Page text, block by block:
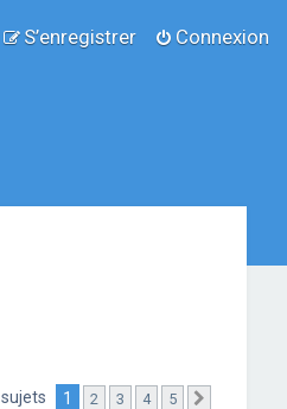
Connexion
S’enregistrer
1 2 3 4 5